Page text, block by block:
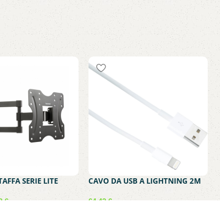
SERIE LITE
DA 23″ A 42″
€
CAVO DA USB A LIGHTNING 2M
ORIGINALE APPLE
64,42 €